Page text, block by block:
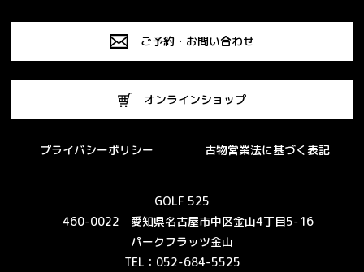
ご予約・お問い合わせ
オンラインショップ
プライバシーポリシー 古物営業法に基づく表記
GOLF 525
460-0022 愛知県名古屋市中区金山4丁目5-16
パークフラッツ金山
TEL：052-684-5525